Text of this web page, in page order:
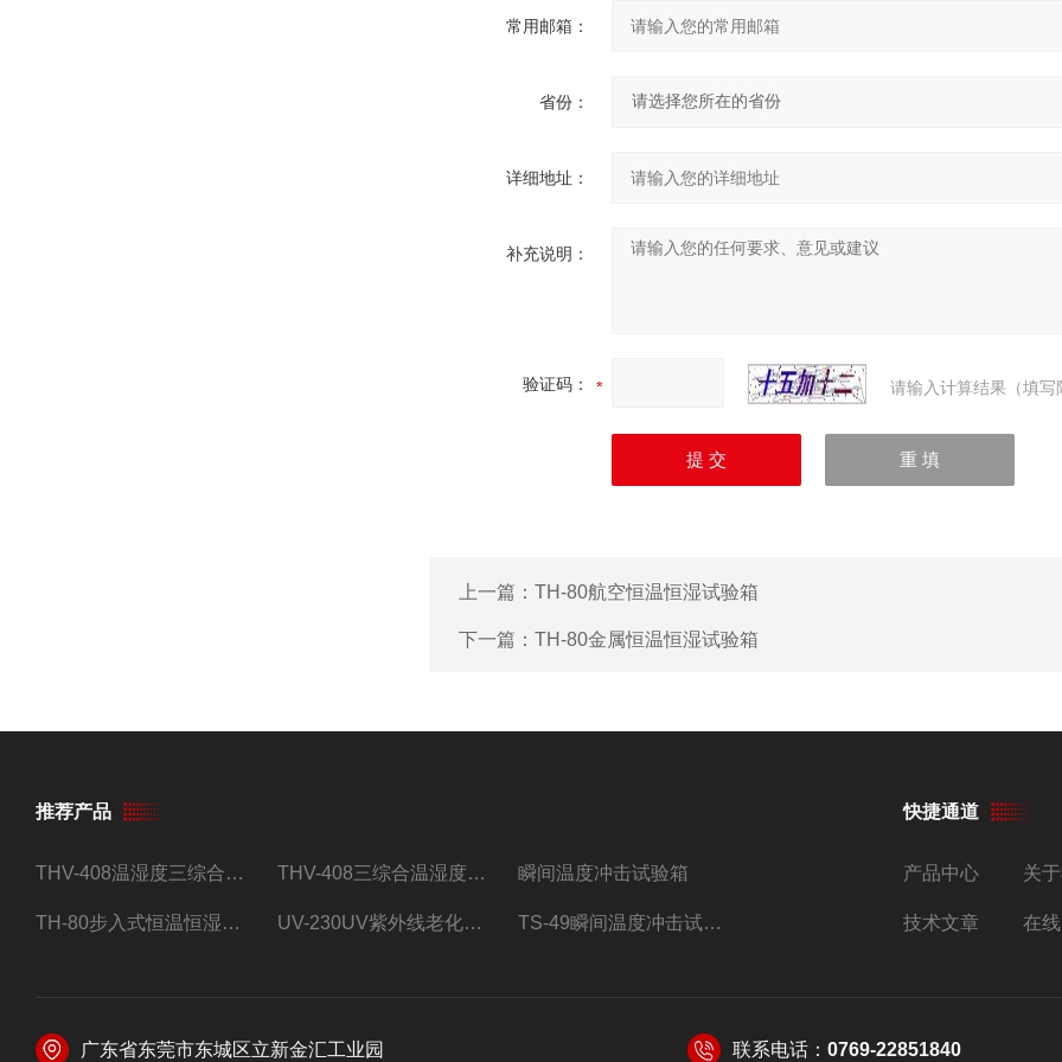
常用邮箱：
省份：
详细地址：
补充说明：
验证码： 请输入计算结果（填
上一篇： TH-80航空恒温恒湿试验箱
下一篇： TH-80金属恒温恒湿试验箱
推荐产品
THV-408温湿度三综合试验箱 THV-408三综合温湿度振动试验箱 瞬间温度冲击试验箱
TH-80步入式恒温恒湿试验房 UV-230UV紫外线老化试验箱 TS-49瞬间温度冲击试验箱
快捷通道
产品中心 关
技术文章 在
广东省东莞市东城区立新金汇工业园 联系电话： 0769-22851840